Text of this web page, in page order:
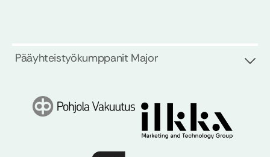
Pääyhteistyökumppanit Major